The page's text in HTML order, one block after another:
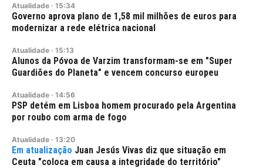
Atualidade · 15:34
Governo aprova plano de 1,58 mil milhões de euros para
modernizar a rede elétrica nacional
Atualidade · 15:13
Alunos da Póvoa de Varzim transformam-se em "Super
Guardiões do Planeta" e vencem concurso europeu
Atualidade · 14:56
PSP detém em Lisboa homem procurado pela Argentina
por roubo com arma de fogo
Atualidade · 13:20
Juan Jesús Vivas diz que situação em
Ceuta "coloca em causa a integridade do território"